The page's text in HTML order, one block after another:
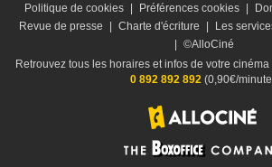
Politique de cookies
Préférences cookies
Revue de presse
Charte d'écriture Les
©AlloCiné
Retrouvez tous les horaires et infos de votre
0 892 892 892(0,90€/